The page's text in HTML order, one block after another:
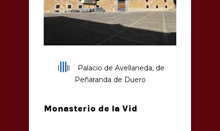
||||||
Palacio de Avellaneda, de
Peñaranda de Duero
Monasterio de la Vid